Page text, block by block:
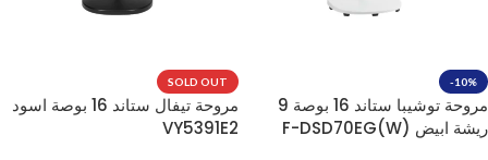
-10%
مروحة توشيبا ستاند 16 بوصة 9
ريشة ابيض F-DSD70EG(W)
SOLD OUT
مروحة تيفال ستاند 16 بوصة اسود
VY5391E2